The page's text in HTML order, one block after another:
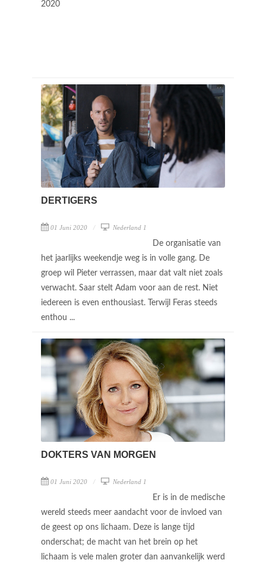
2020
DERTIGERS
01 Juni 2020 Nederland 1
De organisatie van
het jaarlijks weekendje weg is in volle gang. De
groep wil Pieter verrassen, maar dat valt niet zoals
verwacht. Saar stelt Adam voor aan de rest. Niet
iedereen is even enthousiast. Terwijl Feras steeds
enthou ...
DOKTERS VAN MORGEN
01 Juni 2020 Nederland 1
Er is in de medische
wereld steeds meer aandacht voor de invloed van
de geest op ons lichaam. Deze is lange tijd
onderschat; de macht van het brein op het
lichaam is vele malen groter dan aanvankelijk werd